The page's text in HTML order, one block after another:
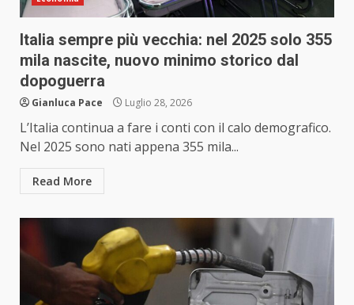
Italia sempre più vecchia: nel 2025 solo 355
mila nascite, nuovo minimo storico dal
dopoguerra
Gianluca Pace Luglio 28, 2026
L’Italia continua a fare i conti con il calo demografico.
Nel 2025 sono nati appena 355 mila...
Read More